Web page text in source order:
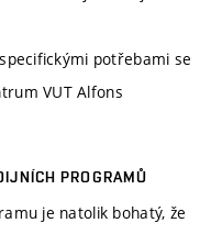
potřebami se
VUT Alfons
PROGRAMŮ
je natolik bohatý, že